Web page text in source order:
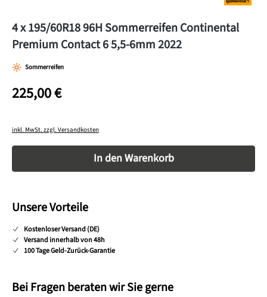
4 x 195/60R18 96H Sommerreifen Continental
Premium Contact 6 5,5-6mm 2022
Sommerreifen
225,00 €
inkl. MwSt. zzgl. Versandkosten
Produkt Anzahl: Gib den gewünschten Wert
In den Warenkorb
Unsere Vorteile
Kostenloser Versand (DE)
Versand innerhalb von 48h
100 Tage Geld-Zurück-Garantie
Bei Fragen beraten wir Sie gerne